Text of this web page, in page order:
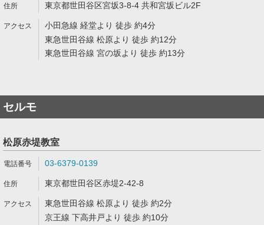
東京都世田谷区宮坂3-8-4 共和宮坂ビル2F
小田急線 経堂より 徒歩 約4分
東急世田谷線 松原より 徒歩 約12分
東急世田谷線 宮の坂より 徒歩 約13分
セルモ
松原赤堤教室
03-6379-0139
東京都世田谷区赤堤2-42-8
東急世田谷線 松原より 徒歩 約2分
京王線 下高井戸より 徒歩 約10分